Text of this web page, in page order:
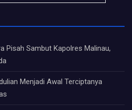
Pisah Sambut Kapolres Malinau,
Menjadi Awal Terciptanya